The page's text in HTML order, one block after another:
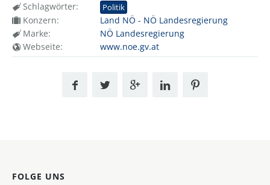
Schlagwörter:
Politik
Konzern:
Land NÖ - NÖ Landesregierung
Marke:
NÖ Landesregierung
Webseite:
www.noe.gv.at
FOLGE UNS